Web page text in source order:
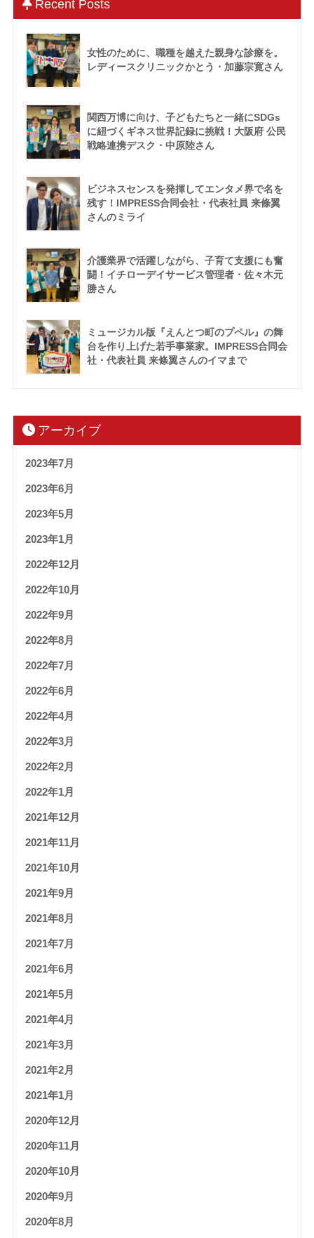
Recent Posts
女性のために、職種を越えた親身な診療を。
レディースクリニックかとう・加藤宗寛さん
関西万博に向け、子どもたちと一緒にSDGs
に紐づくギネス世界記録に挑戦！大阪府 公民
戦略連携デスク・中原陸さん
ビジネスセンスを発揮してエンタメ界で名を
残す！IMPRESS合同会社・代表社員 来條翼
さんのミライ
介護業界で活躍しながら、子育て支援にも奮
闘！イチローデイサービス管理者・佐々木元
勝さん
ミュージカル版『えんとつ町のプペル』の舞
台を作り上げた若手事業家。IMPRESS合同会
社・代表社員 来條翼さんのイマまで
アーカイブ
2023年7月
2023年6月
2023年5月
2023年1月
2022年12月
2022年10月
2022年9月
2022年8月
2022年7月
2022年6月
2022年4月
2022年3月
2022年2月
2022年1月
2021年12月
2021年11月
2021年10月
2021年9月
2021年8月
2021年7月
2021年6月
2021年5月
2021年4月
2021年3月
2021年2月
2021年1月
2020年12月
2020年11月
2020年10月
2020年9月
2020年8月